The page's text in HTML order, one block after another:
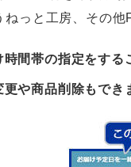
ねっと工房、その
時間帯の指定をする
更や商品削除もでき